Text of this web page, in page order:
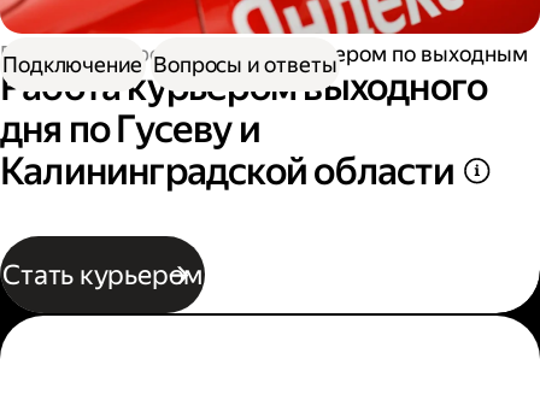
Работа курьером Работа курьером по выходным
Работа курьером выходного
дня по Гусеву и
Калининградской области
Стать курьером
Подключение Вопросы и ответы